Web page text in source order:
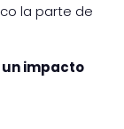
la parte de
impacto